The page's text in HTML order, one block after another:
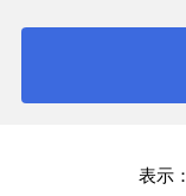
表示：